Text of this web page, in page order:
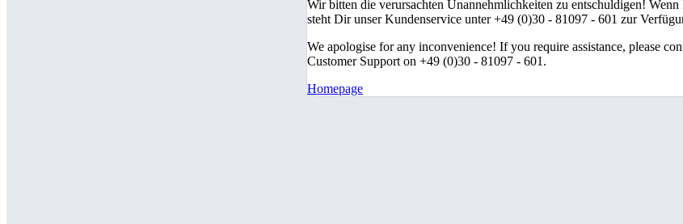
Wir bitten die verursachten Unannehmlichkeiten zu entschuldigen!
steht Dir unser Kundenservice unter +49 (0)30 - 81097 - 601 zur
We apologise for any inconvenience! If you require assistance, please
Customer Support on +49 (0)30 - 81097 - 601.
Homepage